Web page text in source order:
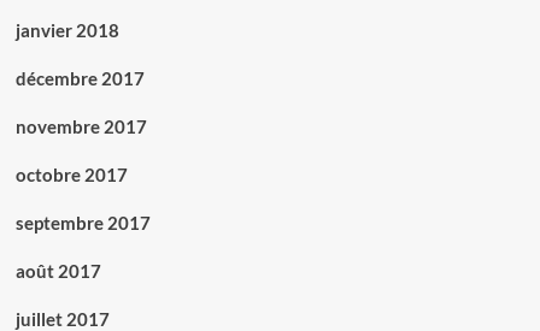
janvier 2018
décembre 2017
novembre 2017
octobre 2017
septembre 2017
août 2017
juillet 2017